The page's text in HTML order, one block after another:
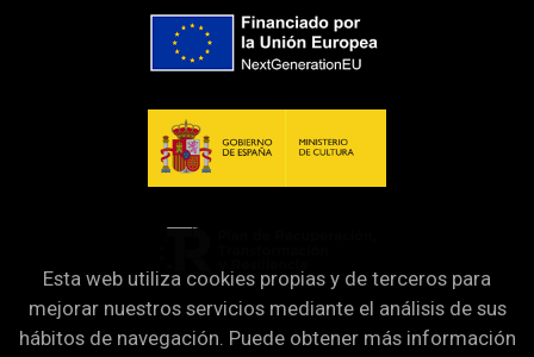
Esta web utiliza cookies propias y de terceros para
mejorar nuestros servicios mediante el análisis de sus
hábitos de navegación. Puede obtener más información